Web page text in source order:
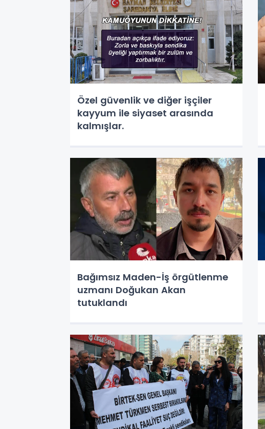
Özel güvenlik ve diğer işçiler
kayyum ile siyaset arasında
kalmışlar.
Bağımsız Maden-İş örgütlenme
uzmanı Doğukan Akan
tutuklandı